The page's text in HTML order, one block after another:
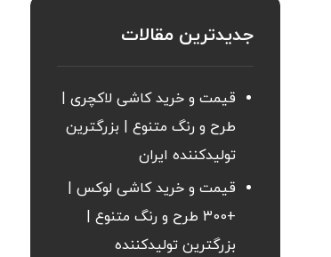
جدیدترین مقالات
قیمت و خرید کاشی لاکچری |
طرح و رنگ متنوع | بزرگترین
تولیدکننده ایران
قیمت و خرید کاشی لوکس |
+300 طرح و رنگ متنوع |
بزرگترین تولیدکننده